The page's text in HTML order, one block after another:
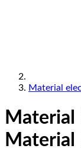
Material
Material
Material